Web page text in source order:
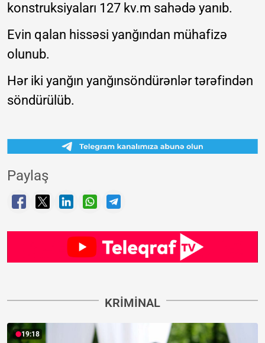
konstruksiyaları 127 kv.m sahədə yanıb.
Evin qalan hissəsi yanğından mühafizə
olunub.
Hər iki yanğın yanğınsöndürənlər tərəfindən
söndürülüb.
Paylaş
KRIMINAL
19:18